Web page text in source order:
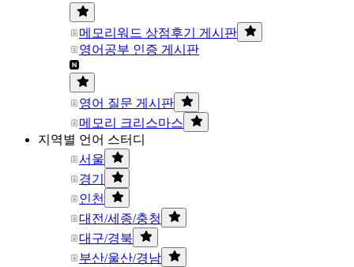
메모리워드 상점후기 게시판
영어공부 인증 게시판
영어 질문 게시판
메모리 크리스마스
지역별 언어 스터디
서울
경기
인천
대전/세종/충청
대구/경북
부산/울산/경남